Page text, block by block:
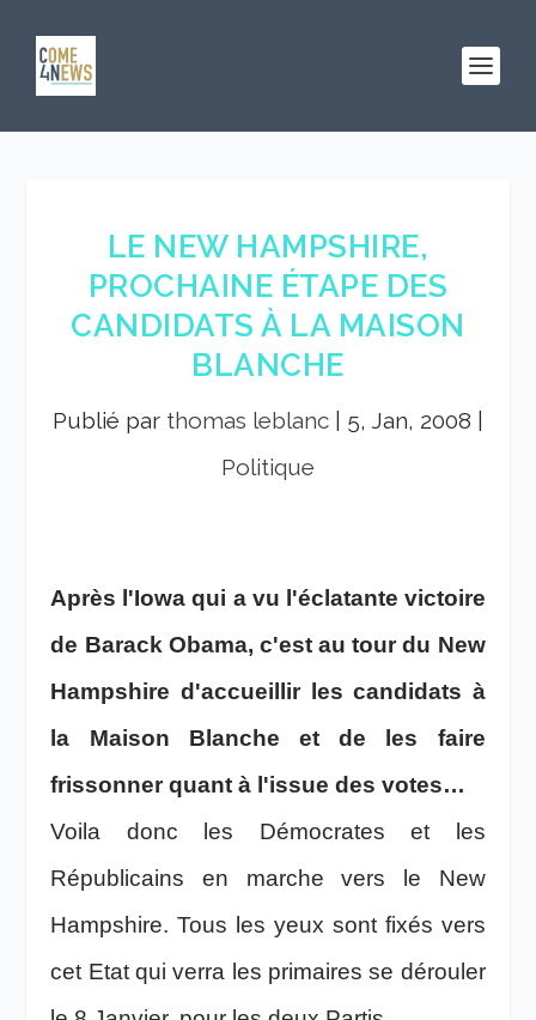
LE NEW HAMPSHIRE,
PROCHAINE ÉTAPE DES
CANDIDATS À LA MAISON
BLANCHE
Publié par thomas leblanc 5, Jan, 2008
Politique
Après l'Iowa qui a vu l'éclatante victoire
de Barack Obama, c'est au tour du New
Hampshire d'accueillir les candidats à
la Maison Blanche et de les faire
frissonner quant à l'issue des votes…
Voila donc les Démocrates et les
Républicains en marche vers le New
Hampshire. Tous les yeux sont fixés vers
cet Etat qui verra les primaires se dérouler